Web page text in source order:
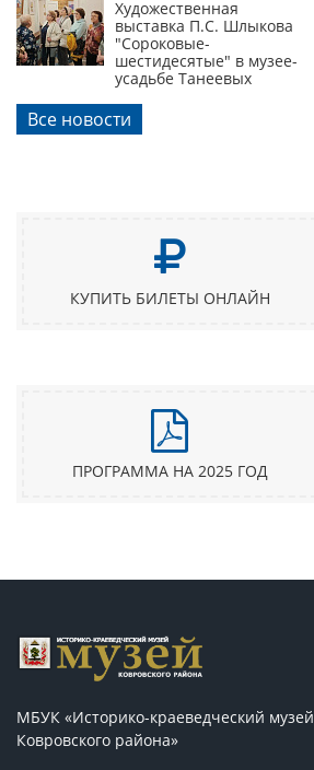
Художественная
выставка П.С. Шлыкова
"Сороковые-
шестидесятые" в музее-
усадьбе Танеевых
Все новости
КУПИТЬ БИЛЕТЫ ОНЛАЙН
ПРОГРАММА НА 2025 ГОД
МБУК «Историко-краеведческий музей
Ковровского района»